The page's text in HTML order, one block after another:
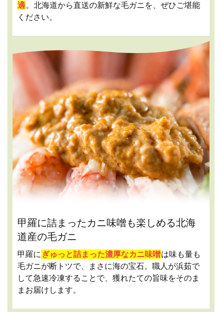
適 。北海道から直送の新鮮な毛ガニを、ぜひご堪能
ください。
甲羅に詰まったカニ味噌も楽しめる北海
道産の毛ガニ
甲羅に ぎゅっと詰まった濃厚なカニ味噌は味も量も
毛ガニが断トツで、まさに海の宝石。職人が浜茹で
して急速冷凍することで、獲れたての旨味をそのま
まお届けします。